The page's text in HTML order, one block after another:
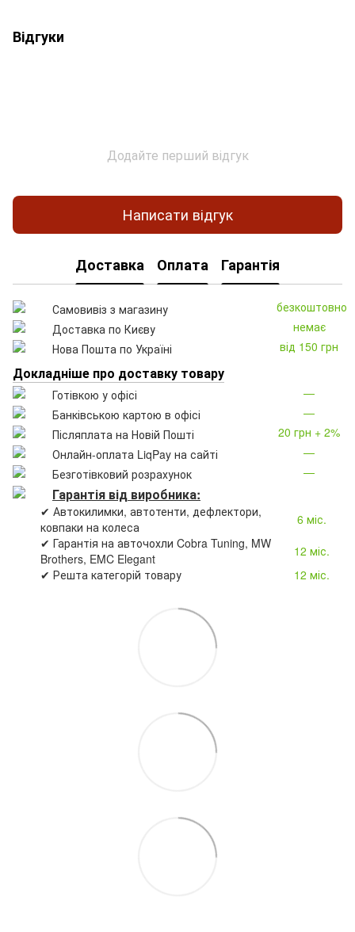
Відгуки
Додайте перший відгук
Написати відгук
Доставка Оплата Гарантія
Самовивіз з магазину
безкоштовно
Доставка по Києву
немає
Нова Пошта по Україні
від 150 грн
Докладніше про доставку товару
Готівкою у офісі
—
Банківською картою в офісі
—
Післяплата на Новій Пошті
20 грн + 2%
Онлайн-оплата LiqPay на сайті
—
Безготівковий розрахунок
—
Гарантія від виробника:
✔ Автокилимки, автотенти, дефлектори,
ковпаки на колеса
6 міс.
✔ Гарантія на авточохли Cobra Tuning, MW
Brothers, EMC Elegant
12 міс.
✔ Решта категорій товару
12 міс.